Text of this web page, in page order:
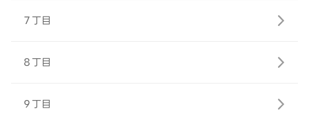
７丁目
８丁目
９丁目